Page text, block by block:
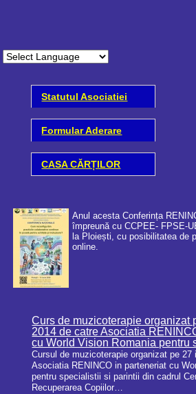
Statutul Asociatiei
Formular Aderare
CASA CĂRȚILOR
Anul acesta Conferința
împreună cu CCPEE- FPSE-
la Ploiești, cu posibilitatea de
online.
Curs de muzicoterapie organizat
2014 de catre Asociatia
cu World Vision Romania
Cursul de muzicoterapie organizat pe 27
Asociatia RENINCO in parteneriat cu
pentru specialistii si parintii din cadrul
Recuperarea Copiilor…